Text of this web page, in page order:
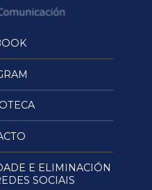
E ELIMINACIÓN
SOCIAIS